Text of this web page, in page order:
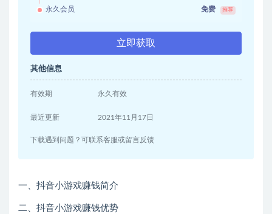
永久会员 免费 推荐
立即获取
其他信息
有效期 永久有效
最近更新 2021年11月17日
下载遇到问题？可联系客服或留言反馈
一、抖音小游戏赚钱简介
二、抖音小游戏赚钱优势